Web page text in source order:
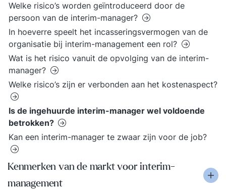
Welke risico’s worden geïntroduceerd door de
persoon van de interim-manager?
In hoeverre speelt het incasseringsvermogen van de
organisatie bij interim-management een rol?
Wat is het risico vanuit de opvolging van de interim-
manager?
Welke risico’s zijn er verbonden aan het kostenaspect?
Is de ingehuurde interim-manager wel voldoende
betrokken?
Kan een interim-manager te zwaar zijn voor de job?
Kenmerken van de markt voor interim-
management